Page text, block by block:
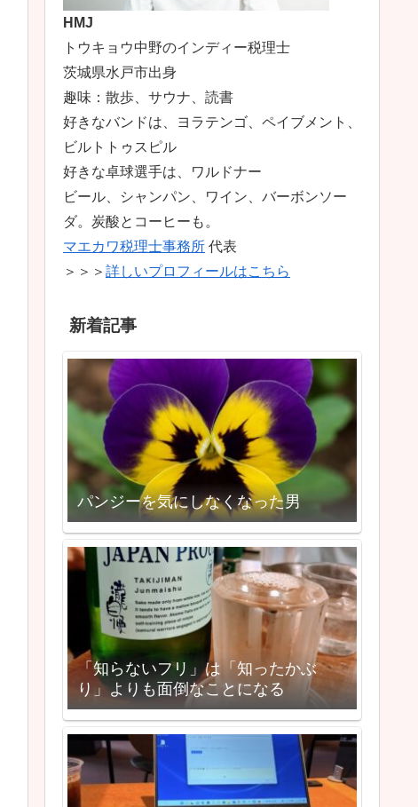
HMJ
トウキョウ中野のインディー税理士
茨城県水戸市出身
趣味：散歩、サウナ、読書
好きなバンドは、ヨラテンゴ、ペイブメント、
ビルトトゥスピル
好きな卓球選手は、ワルドナー
ビール、シャンパン、ワイン、バーボンソー
ダ。炭酸とコーヒーも。
マエカワ税理士事務所 代表
＞＞＞ 詳しいプロフィールはこちら
新着記事
パンジーを気にしなくなった男
「知らないフリ」は「知ったかぶ
り」よりも面倒なことになる